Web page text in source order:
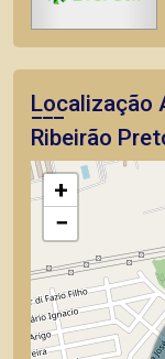
Localização
Ribeirão
+
−